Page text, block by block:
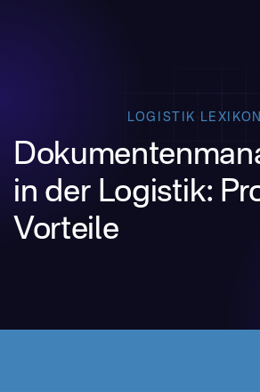
LOGISTIK LEXIKON
in der Logistik:
Vorteile